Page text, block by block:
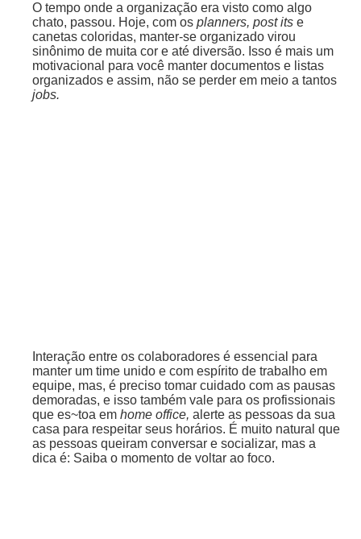
O tempo onde a organização era visto como algo
chato, passou. Hoje, com os planners, post its e
canetas coloridas, manter-se organizado virou
sinônimo de muita cor e até diversão. Isso é mais um
motivacional para você manter documentos e listas
organizados e assim, não se perder em meio a tantos
jobs.
Interação entre os colaboradores é essencial para
manter um time unido e com espírito de trabalho em
equipe, mas, é preciso tomar cuidado com as pausas
demoradas, e isso também vale para os profissionais
que es~toa em home office, alerte as pessoas da sua
casa para respeitar seus horários. É muito natural que
as pessoas queiram conversar e socializar, mas a
dica é: Saiba o momento de voltar ao foco.